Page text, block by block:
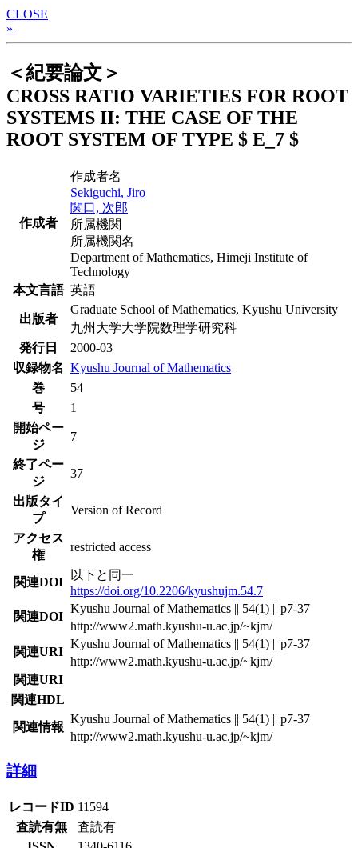
CLOSE
»
＜紀要論文＞
CROSS RATIO VARIETIES FOR ROOT
SYSTEMS II: THE CASE OF THE
ROOT SYSTEM OF TYPE $ E_7 $
作成者
作成者名
Sekiguchi, Jiro
関口, 次郎
所属機関
所属機関名
Department of Mathematics, Himeji Institute of
Technology
本文言語 英語
出版者
Graduate School of Mathematics, Kyushu University
九州大学大学院数理学研究科
発行日
2000-03
収録物名 Kyushu Journal of Mathematics
巻
54
号
1
開始ペー
ジ
7
終了ペー
ジ
37
出版タイ
プ
Version of Record
アクセス
権
restricted access
関連DOI
以下と同一
https://doi.org/10.2206/kyushujm.54.7
関連DOI
Kyushu Journal of Mathematics || 54(1) || p7-37
http://www2.math.kyushu-u.ac.jp/~kjm/
関連URI
Kyushu Journal of Mathematics || 54(1) || p7-37
http://www2.math.kyushu-u.ac.jp/~kjm/
関連URI
関連HDL
関連情報
Kyushu Journal of Mathematics || 54(1) || p7-37
http://www2.math.kyushu-u.ac.jp/~kjm/
詳細
レコードID 11594
査読有無
査読有